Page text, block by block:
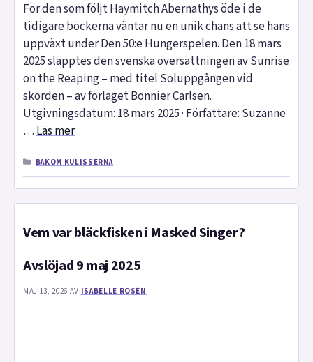
För den som följt Haymitch Abernathys öde i de
tidigare böckerna väntar nu en unik chans att se hans
uppväxt under Den 50:e Hungerspelen. Den 18 mars
2025 släpptes den svenska översättningen av Sunrise
on the Reaping – med titel Soluppgången vid
skörden – av förlaget Bonnier Carlsen.
Utgivningsdatum: 18 mars 2025 · Författare: Suzanne
…Läs mer
KATEGORIER
BAKOM KULISSERNA
Vem var bläckfisken i Masked Singer?
Avslöjad 9 maj 2025
MAJ 13, 2026 AV ISABELLE ROSÉN